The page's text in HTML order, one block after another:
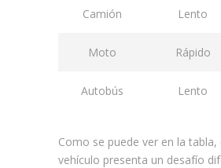
Camión Lento
Moto Rápido
Autobús Lento
Como se puede ver en la tabla,
vehículo presenta un desafío